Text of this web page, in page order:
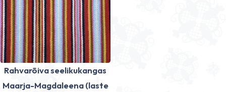
Rahvarõiva seelikukangas
Maarja-Magdaleena (laste